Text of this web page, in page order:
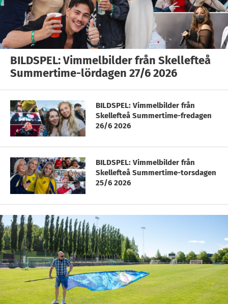
BILDSPEL: Vimmelbilder från Skellefteå
Summertime-lördagen 27/6 2026
BILDSPEL: Vimmelbilder från
Skellefteå Summertime-fredagen
26/6 2026
BILDSPEL: Vimmelbilder från
Skellefteå Summertime-torsdagen
25/6 2026